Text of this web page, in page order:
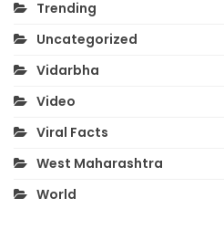
Trending
Uncategorized
Vidarbha
Video
Viral Facts
West Maharashtra
World